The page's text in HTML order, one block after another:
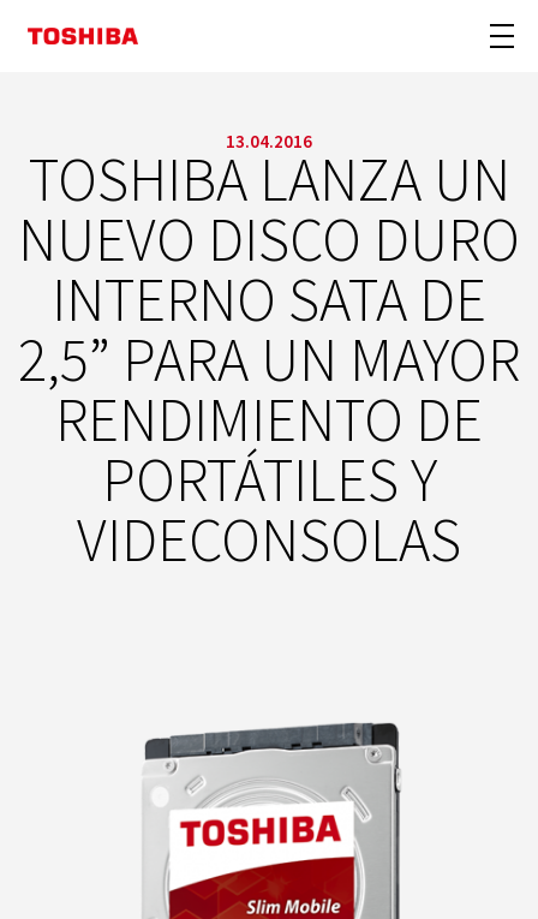
13.04.2016
TOSHIBA LANZA UN
NUEVO DISCO DURO
INTERNO SATA DE
2,5” PARA UN MAYOR
RENDIMIENTO DE
PORTÁTILES Y
VIDECONSOLAS